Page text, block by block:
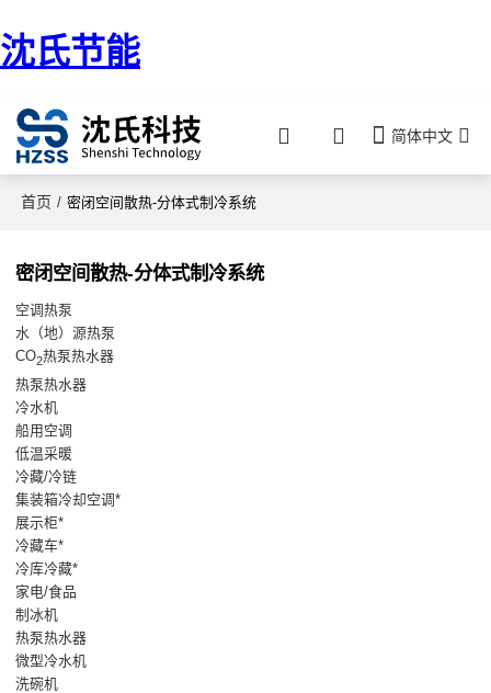
沈氏节能
简体中文
首页 / 密闭空间散热-分体式制冷系统
密闭空间散热-分体式制冷系统
空调热泵
水（地）源热泵
CO2热泵热水器
热泵热水器
冷水机
船用空调
低温采暖
冷藏/冷链
集装箱冷却空调*
展示柜*
冷藏车*
冷库冷藏*
家电/食品
制冰机
热泵热水器
微型冷水机
洗碗机